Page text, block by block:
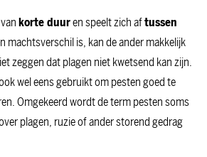
korte duuren speelt zich aftussen
machtsverschil is, kan de ander makkelijk
zeggen dat plagen niet kwetsend kan zijn.
wel eens gebruikt om pesten goed te
Omgekeerd wordt de term pesten soms
plagen, ruzie of ander storend gedrag